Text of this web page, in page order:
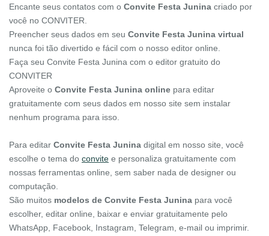
Encante seus contatos com o Convite Festa Junina criado por
você no CONVITER.
Preencher seus dados em seu Convite Festa Junina virtual
nunca foi tão divertido e fácil com o nosso editor online.
Faça seu Convite Festa Junina com o editor gratuito do
CONVITER
Aproveite o Convite Festa Junina online para editar
gratuitamente com seus dados em nosso site sem instalar
nenhum programa para isso.
Para editar Convite Festa Junina digital em nosso site, você
escolhe o tema do convite e personaliza gratuitamente com
nossas ferramentas online, sem saber nada de designer ou
computação.
São muitos modelos de Convite Festa Junina para você
escolher, editar online, baixar e enviar gratuitamente pelo
WhatsApp, Facebook, Instagram, Telegram, e-mail ou imprimir.